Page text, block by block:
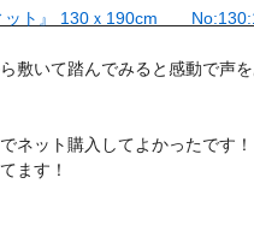
ット』 130ｘ190cm
敷いて踏んでみると感動で声を
ネット購入してよかったです！
ます！